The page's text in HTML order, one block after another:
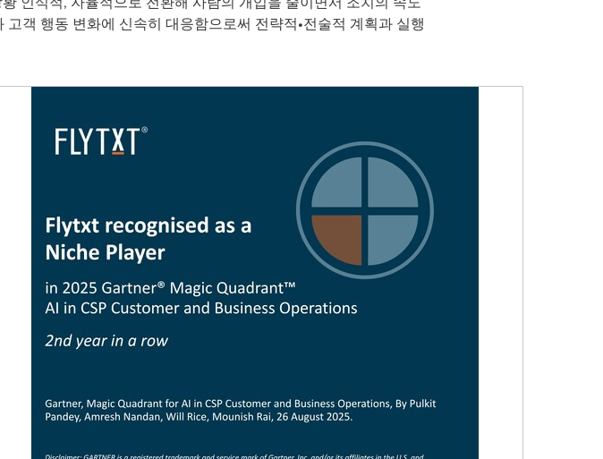
객 행동 변화에 신속히 대응함으로써 전략적•전술적 계획과 실행